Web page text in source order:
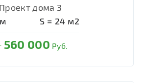
Проект дома 3
м S = 24 м2
560 000 Руб.